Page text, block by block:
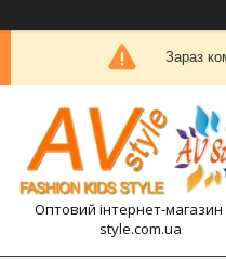
Зараз
Оптовий інтернет-магазин
style.com.ua